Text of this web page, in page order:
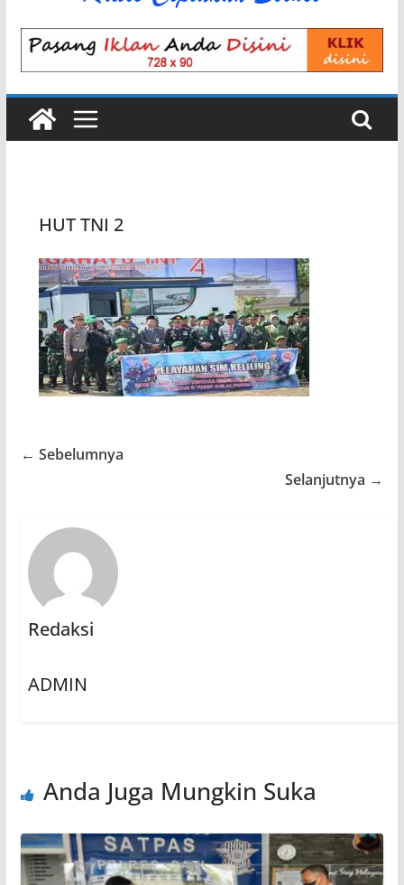
HUT TNI 2
← Sebelumnya
Selanjutnya →
Redaksi
ADMIN
Anda Juga Mungkin Suka